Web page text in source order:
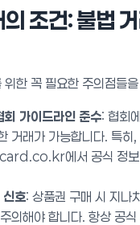
조건: 불법
위한 꼭 필요한 주의점들
회 가이드라인 준수: 협회
거래가 가능합니다. 특히,
에서 공식 정보
신호: 상품권 구매 시 지나
의해야 합니다. 항상 공